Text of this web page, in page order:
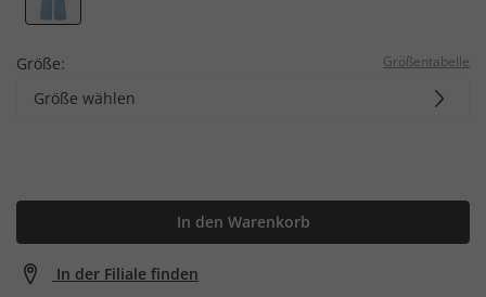
Größe: Größentabelle
Größe wählen
In den Warenkorb
In der Filiale finden